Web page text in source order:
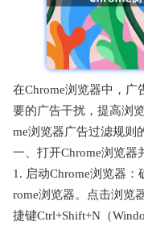
在Chrome浏览器中，
要的广告干扰，提高浏
me浏览器广告过滤规则
一、打开Chrome浏览器
1. 启动Chrome浏览器
rome浏览器。点击浏览
捷键Ctrl+Shift+N（